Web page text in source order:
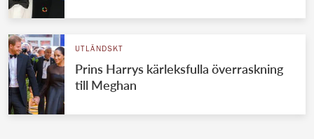
UTLÄNDSKT
Prins Harrys kärleksfulla överraskning
till Meghan